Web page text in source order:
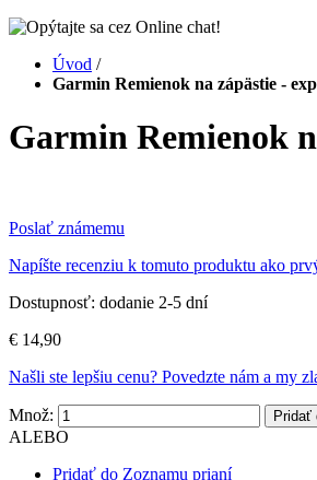
Úvod /
Garmin Remienok na zápästie -
Garmin Remienok
Poslať známemu
Napíšte recenziu k tomuto produktu ako
Dostupnosť: dodanie 2-5 dní
€ 14,90
Našli ste lepšiu cenu? Povedzte nám a my
Množ: Pridať
ALEBO
Pridať do Zoznamu prianí